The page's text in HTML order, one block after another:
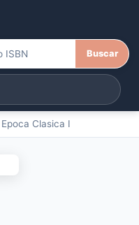
Buscar
Clasica I